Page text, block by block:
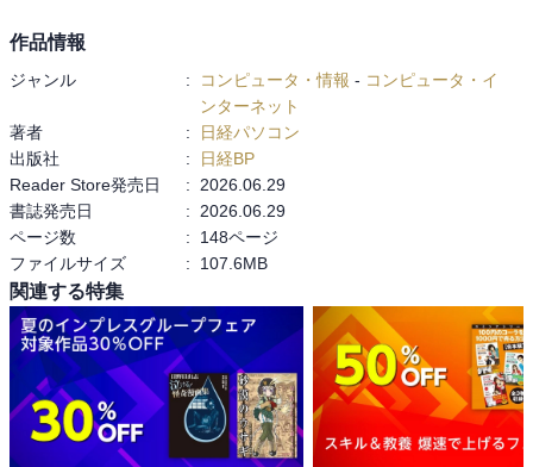
を一気通貫で支援するAI活用法を具体的に解説。複数の資料をまと
まで手間がかかっていた作業を効率化できる方法が満載です。
ほかにも、グーグルの各種アプリとの連携やAIツールの使い分け、
Chrome/Edge拡張機能の活用など、日常業務をさらに効率化するテ
クニックも紹介。生成AIを最大限に活用し、「考える」「まとめ
る」「伝える」を高速化するための一冊です。
≪主な内容≫
【特集】 動画解説やスライドなどを自動生成 NotebookLM最新活用
術
【特集】 グーグルのアプリと組み合わせて使う Geminiの連携ツール
活用術
【実践講座】 とことん活用NotebookLM
【実践講座】 生成AIで楽々スライド作成
作品情報
ジャンル : コンピュータ・情報 - コンピュータ・イ
ンターネット
著者
:
日経パソコン
出版社
:
日経BP
Reader Store発売日
:
2026.06.29
書誌発売日
:
2026.06.29
ページ数
:
148ページ
ファイルサイズ
: 107.6MB
関連する特集